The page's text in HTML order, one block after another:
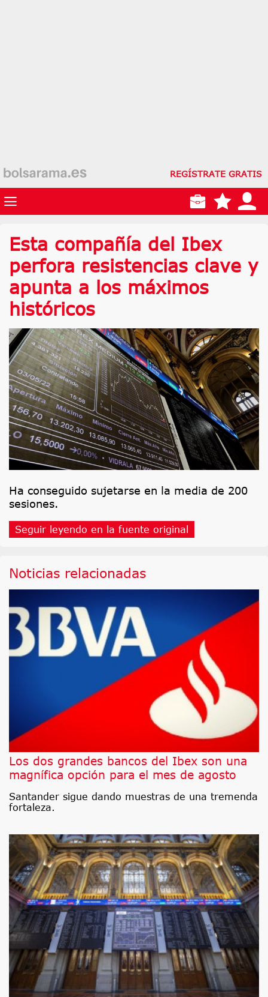
REGÍSTRATE GRATIS
Esta compañía del Ibex
perfora resistencias clave y
apunta a los máximos
históricos
Ha conseguido sujetarse en la media de 200
sesiones.
Seguir leyendo en la fuente original
Noticias relacionadas
Los dos grandes bancos del Ibex son una
magnífica opción para el mes de agosto
Santander sigue dando muestras de una tremenda
fortaleza.